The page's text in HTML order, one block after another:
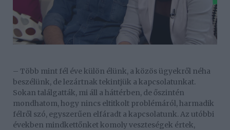
– Több mint fél éve külön élünk, a közös ügyekről néha
beszélünk, de lezártnak tekintjük a kapcsolatunkat.
Sokan találgatták, mi áll a háttérben, de őszintén
mondhatom, hogy nincs eltitkolt problémáról, harmadik
félről szó, egyszerűen elfáradt a kapcsolatunk. Az utóbbi
években mindkettőnket komoly veszteségek értek,